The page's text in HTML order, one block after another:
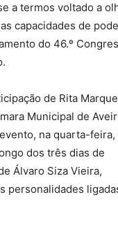
a termos voltado a
capacidades de
do 46.º
de Rita
Municipal de
na quarta-feira,
dos três dias de
Álvaro Siza Vieira,
personalidades